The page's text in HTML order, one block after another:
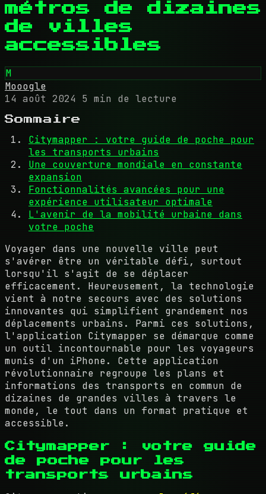
métros de dizaines
de villes
accessibles
M
Mooogle
14 août 2024
5 min de lecture
Sommaire
Citymapper : votre guide de poche pour
les transports urbains
Une couverture mondiale en constante
expansion
Fonctionnalités avancées pour une
expérience utilisateur optimale
L'avenir de la mobilité urbaine dans
votre poche
Voyager dans une nouvelle ville peut
s'avérer être un véritable défi, surtout
lorsqu'il s'agit de se déplacer
efficacement. Heureusement, la technologie
vient à notre secours avec des solutions
innovantes qui simplifient grandement nos
déplacements urbains. Parmi ces solutions,
l'application Citymapper se démarque comme
un outil incontournable pour les voyageurs
munis d'un iPhone. Cette application
révolutionnaire regroupe les plans et
informations des transports en commun de
dizaines de grandes villes à travers le
monde, le tout dans un format pratique et
accessible.
Citymapper : votre guide
de poche pour les
transports urbains